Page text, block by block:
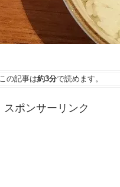
この記事は約3分で読めます。
スポンサーリンク